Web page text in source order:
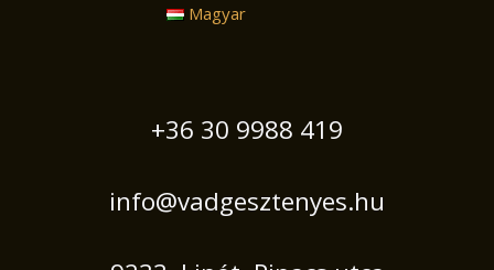
Magyar
+36 30 9988 419
info@vadgesztenyes.hu